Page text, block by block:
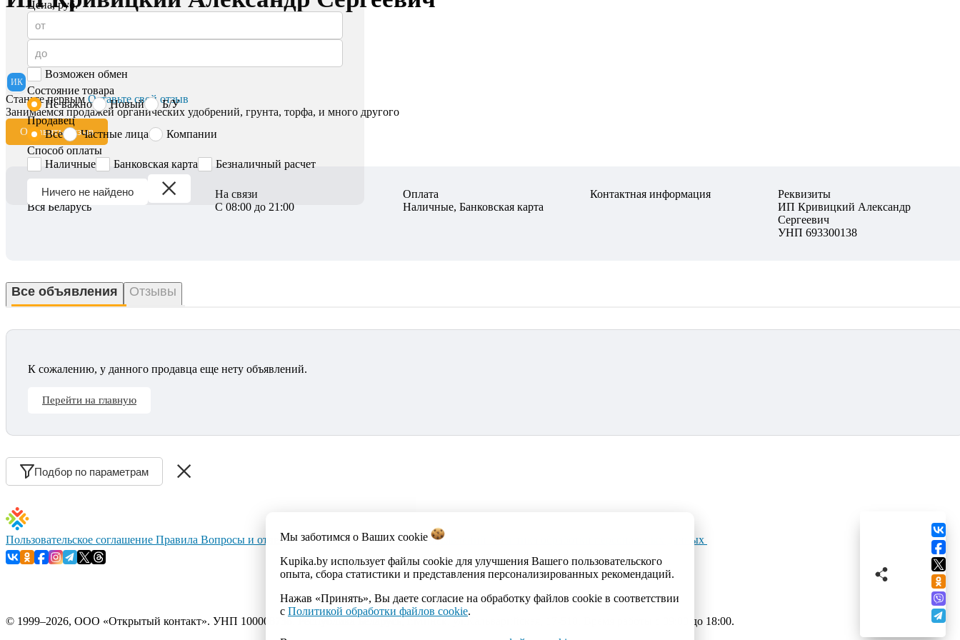
ИК
Станьте первым Оставьте свой отзыв
Занимаемся продажей органических удобрений, грунта, торфа, и много другого
Оставить отзыв
Регион
Вся Беларусь
На связи
С 08:00 до 21:00
Оплата
Наличные, Банковская карта
Контактная информация
Реквизиты
ИП Кривицкий Александр
Сергеевич
УНП 693300138
Все объявления Отзывы
К сожалению, у данного продавца еще нету объявлений.
Перейти на главную
Цена, руб.
Возможен обмен
Состояние товара
Не важно
Новый
Б/У
Продавец
Все
Частные лица
Компании
Способ оплаты
Наличные
Банковская карта Безналичный расчет
Ничего не найдено
Подбор по параметрам
Мы заботимся о Ваших cookie
Kupika.by использует файлы cookie для улучшения Вашего пользовательского
опыта, сбора статистики и представления персонализированных рекомендаций.
Нажав «Принять», Вы даете согласие на обработку файлов cookie в соответствии
с Политикой обработки файлов cookie.
Пользовательское соглашение Правила Вопросы и ответыКонтактыКаталогИмпорт объявлений Политика обработки персональных данных
© 1999–2026, ООО «Открытый контакт». УНП 100008738. Республика Беларусь, г.Минск, ул.Кальварийская, 17-518. Время работы с 09:00 до 18:00.